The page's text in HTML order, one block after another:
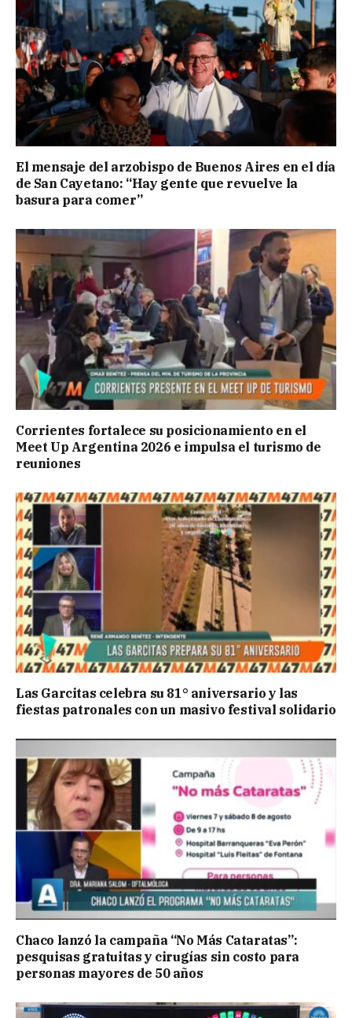
El mensaje del arzobispo de Buenos Aires en el día
de San Cayetano: “Hay gente que revuelve la
basura para comer”
Corrientes fortalece su posicionamiento en el
Meet Up Argentina 2026 e impulsa el turismo de
reuniones
Las Garcitas celebra su 81° aniversario y las
fiestas patronales con un masivo festival solidario
Chaco lanzó la campaña “No Más Cataratas”:
pesquisas gratuitas y cirugías sin costo para
personas mayores de 50 años